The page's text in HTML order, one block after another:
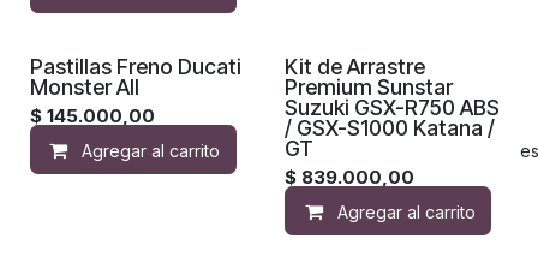
Pastillas Freno Ducati
Monster All
$ 145.000,00
Agregar al carrito Agregar a la lista de
Kit de Arrastre
Premium Sunstar
Suzuki GSX-R750 ABS
/ GSX-S1000 Katana /
GT
$ 839.000,00
Agregar al carrito